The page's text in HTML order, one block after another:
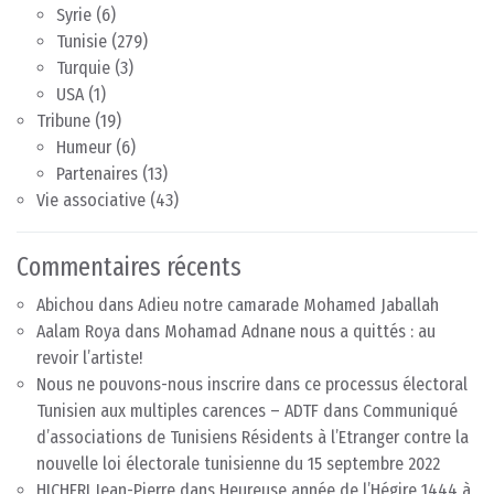
Syrie (6)
Tunisie (279)
Turquie (3)
USA(1)
Tribune (19)
Humeur (6)
Partenaires (13)
Vie associative (43)
Commentaires récents
Abichou dans Adieu notre camarade Mohamed Jaballah
Aalam Roya dans Mohamad Adnane nous a quittés : au
revoir l’artiste!
Nous ne pouvons-nous inscrire dans ce processus électoral
Tunisien aux multiples carences – ADTF dans Communiqué
d’associations de Tunisiens Résidents à l’Etranger contre la
nouvelle loi électorale tunisienne du 15 septembre 2022